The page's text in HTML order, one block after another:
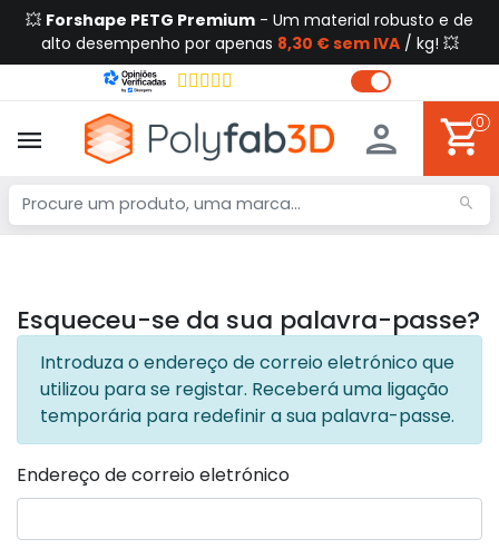
💥 Forshape PETG Premium - Um material robusto e de
alto desempenho por apenas 8,30 € sem IVA/ kg! 💥
0
Esqueceu-se da sua palavra-passe?
Introduza o endereço de correio eletrónico que
utilizou para se registar. Receberá uma ligação
temporária para redefinir a sua palavra-passe.
Endereço de correio eletrónico